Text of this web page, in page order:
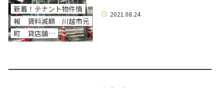
新着！テナント物件情
報 賃料減額 川越市元
町 貸店舗…
2021.08.24